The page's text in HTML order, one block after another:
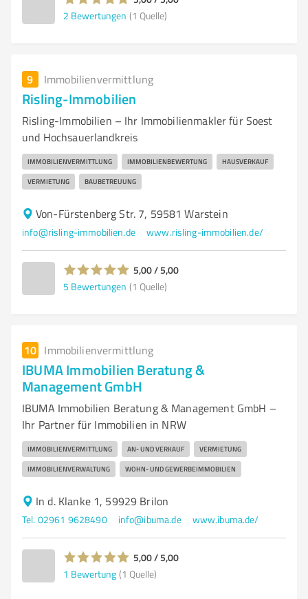
2 Bewertungen (1 Quelle)
9 Immobilienvermittlung
Risling-Immobilien
Risling-Immobilien – Ihr Immobilienmakler für Soest
und Hochsauerlandkreis
IMMOBILIENVERMITTLUNG IMMOBILIENBEWERTUNG HAUSVERKAUF
VERMIETUNG BAUBETREUUNG
Von-Fürstenberg Str. 7, 59581 Warstein
info@risling-immobilien.de www.risling-immobilien.de/
5,00 / 5,00
5 Bewertungen (1 Quelle)
10 Immobilienvermittlung
IBUMA Immobilien Beratung &
Management GmbH
IBUMA Immobilien Beratung & Management GmbH –
Ihr Partner für Immobilien in NRW
IMMOBILIENVERMITTLUNG AN- UND VERKAUF VERMIETUNG
IMMOBILIENVERWALTUNG WOHN- UND GEWERBEIMMOBILIEN
In d. Klanke 1, 59929 Brilon
Tel. 02961 9628490 info@ibuma.de www.ibuma.de/
5,00 / 5,00
1 Bewertung (1 Quelle)